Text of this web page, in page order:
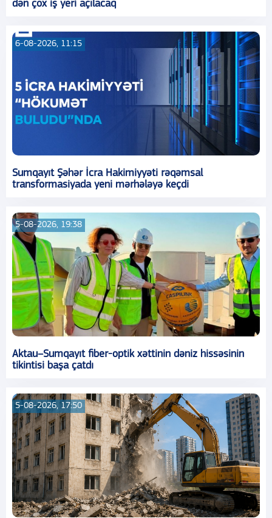
dən çox iş yeri açılacaq
6-08-2026, 11:15
Sumqayıt Şəhər İcra Hakimiyyəti rəqəmsal
transformasiyada yeni mərhələyə keçdi
5-08-2026, 19:38
Aktau–Sumqayıt fiber-optik xəttinin dəniz hissəsinin
tikintisi başa çatdı
5-08-2026, 17:50